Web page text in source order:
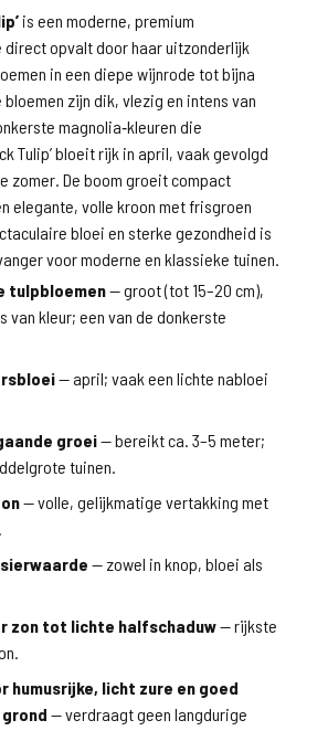
is een moderne, premium
direct opvalt door haar uitzonderlijk
in een diepe wijnrode tot bijna
zijn dik, vlezig en intens van
magnolia‑kleuren die
Tulip’ bloeit rijk in april, vaak gevolgd
zomer. De boom groeit compact
elegante, volle kroon met frisgroen
bloei en sterke gezondheid is
voor moderne en klassieke tuinen.
tulpbloemen— groot (tot 15–20 cm),
van kleur; een van de donkerste
— april; vaak een lichte nabloei
groei— bereikt ca. 3–5 meter;
tuinen.
— volle, gelijkmatige vertakking met
— zowel in knop, bloei als
zon tot lichte halfschaduw— rijkste
humusrijke, licht zure en goed
— verdraagt geen langdurige